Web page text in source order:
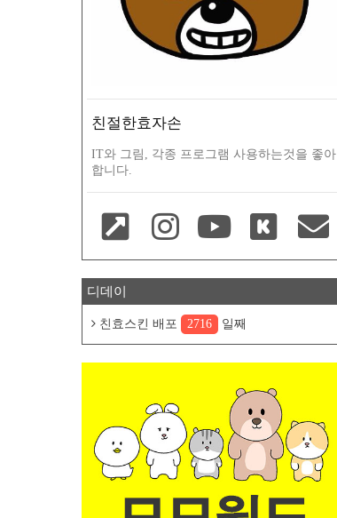
친절한효자손
IT와 그림, 각종 프로그램 사용하는것을 좋아
합니다.
디데이
친효스킨 배포 2716 일째